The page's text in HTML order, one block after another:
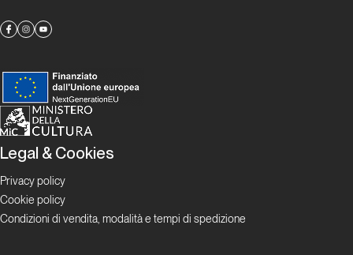
Selva
story
Lo
sguardo
Copertina
Legal & Cookies
Privacy policy
Cookie policy
Condizioni di vendita, modalità e tempi di spedizione